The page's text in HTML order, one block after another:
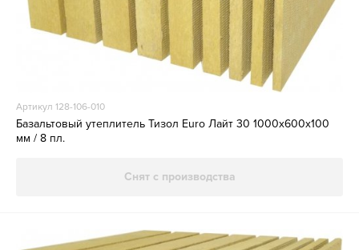
Артикул 128-106-010
Базальтовый утеплитель Тизол Euro Лайт 30 1000х600х100
мм / 8 пл.
Снят с производства